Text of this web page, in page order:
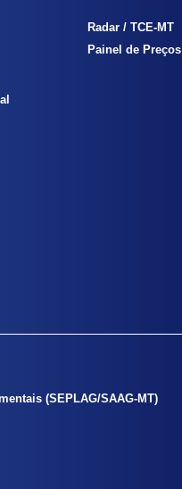
Radar / TCE-MT
Painel de Preços
(SEPLAG/SAAG-MT)